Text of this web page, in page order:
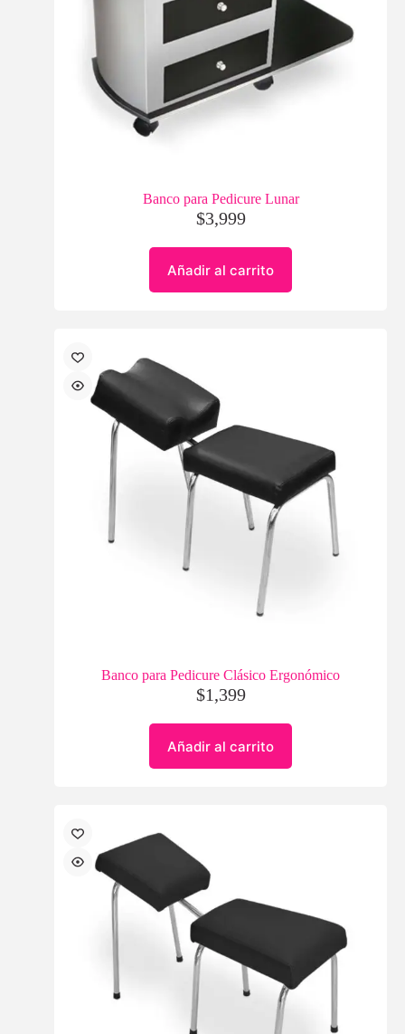
Banco para Pedicure Lunar
$3,999
Añadir al carrito
Banco para Pedicure Clásico Ergonómico
$1,399
Añadir al carrito